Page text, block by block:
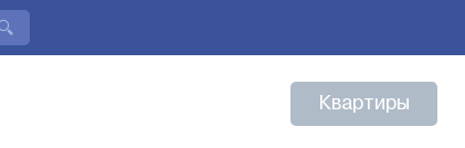
Квартиры